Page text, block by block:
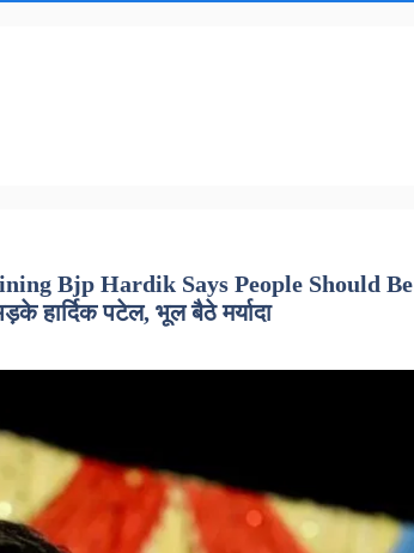
Bjp Hardik Says People Should Be
हार्दिक पटेल, भूल बैठे मर्यादा